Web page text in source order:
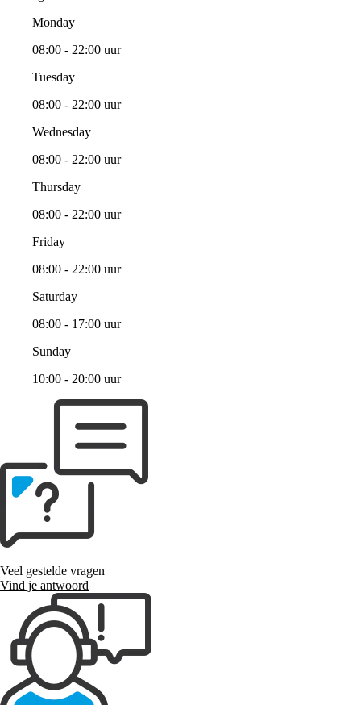
Monday
08:00 - 22:00 uur
Tuesday
08:00 - 22:00 uur
Wednesday
08:00 - 22:00 uur
Thursday
08:00 - 22:00 uur
Friday
08:00 - 22:00 uur
Saturday
08:00 - 17:00 uur
Sunday
10:00 - 20:00 uur
Veel gestelde vragen
Vind je antwoord